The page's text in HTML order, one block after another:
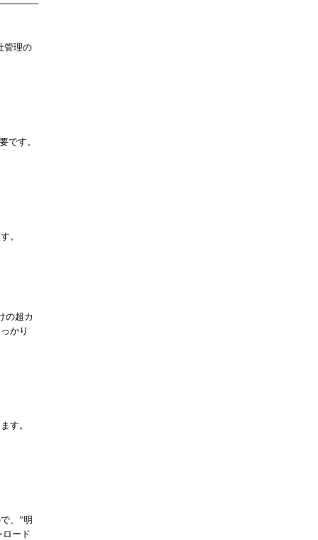
管理の
です。
。
の超カ
かり
す。
、”明
ロード